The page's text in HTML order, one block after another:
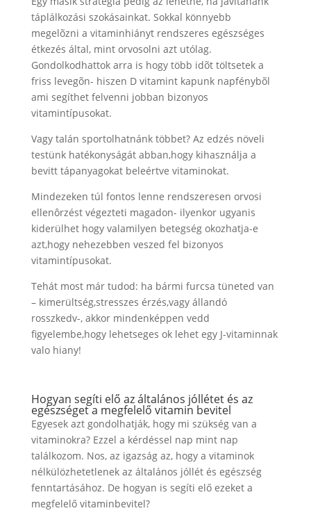
táplálkozási szokásainkat. Sokkal könnyebb
megelõzni a vitaminhiányt rendszeres egészséges
étkezés által, mint orvosolni azt utólag.
Gondolkodhattok arra is hogy több idõt töltsetek a
friss levegõn- hiszen D vitamint kapunk napfénybõl
ami segíthet felvenni jobban bizonyos
vitamintípusokat.
Vagy talán sportolhatnánk többet? Az edzés növeli
testünk hatékonyságát abban,hogy kihasználja a
bevitt tápanyagokat beleértve vitaminokat.
Mindezeken túl fontos lenne rendszeresen orvosi
ellenôrzést végezteti magadon- ilyenkor ugyanis
kiderülhet hogy valamilyen betegség okozhatja-e
azt,hogy nehezebben veszed fel bizonyos
vitamintípusokat.
Tehát most már tudod: ha bármi furcsa tüneted van
– kimerültség,stresszes érzés,vagy állandó
rosszkedv-, akkor mindenképpen vedd
figyelembe,hogy lehetseges ok lehet egy J-vitaminnak
valo hiany!
Hogyan segíti elő az általános jóllétet és az
egészséget a megfelelő vitamin bevitel
Egyesek azt gondolhatják, hogy mi szükség van a
vitaminokra? Ezzel a kérdéssel nap mint nap
találkozom. Nos, az igazság az, hogy a vitaminok
nélkülözhetetlenek az általános jóllét és egészség
fenntartásához. De hogyan is segíti elő ezeket a
megfelelő vitaminbevitel?